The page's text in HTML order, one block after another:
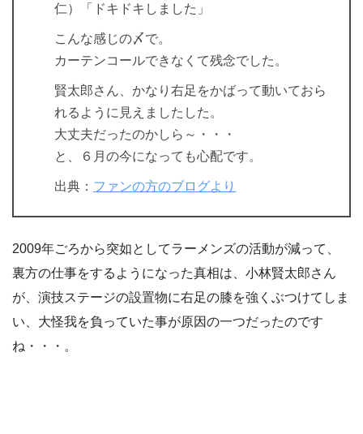
仁）「ドキドキしました」
こんな感じの〆で。
カーテンコールできなくて残念でした。
賢太郎さん、かなり右足をかばって動いておら
れるように見えましたした。
大丈夫だったのかしら～・・・
と、６月の今になっても心配です。
出典： ファンの方のブログより
2009年ごろから突如としてラーメンズの活動が減って、
裏方の仕事をするようになった真相は、小林賢太郎さん
が、演技ステージの設置物に右足の膝を強くぶつけてしま
い、大怪我を負っていた事が原因の一つだったのです
ね・・・。